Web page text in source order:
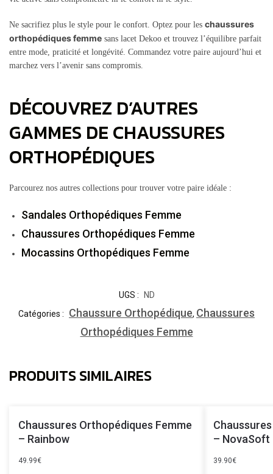
Ne sacrifiez plus le style pour le confort. Optez pour les chaussures
orthopédiques femme sans lacet Dekoo et trouvez l’équilibre parfait
entre mode, praticité et longévité. Commandez votre paire aujourd’hui et
marchez vers l’avenir sans compromis.
DÉCOUVREZ D’AUTRES
GAMMES DE CHAUSSURES
ORTHOPÉDIQUES
Parcourez nos autres collections pour trouver votre paire idéale :
Sandales Orthopédiques Femme
Chaussures Orthopédiques Femme
Mocassins Orthopédiques Femme
UGS :
ND
Catégories :
Chaussure Orthopédique, Chaussures
Orthopédiques Femme
PRODUITS SIMILAIRES
Chaussures Orthopédiques Femme
– Rainbow
49.99€
– NovaSoft
39.90€